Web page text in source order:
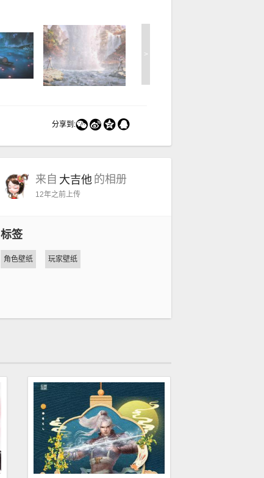
>
分享到: 
来自 大吉他 的相册
12年之前上传
标签
角色壁纸 玩家壁纸